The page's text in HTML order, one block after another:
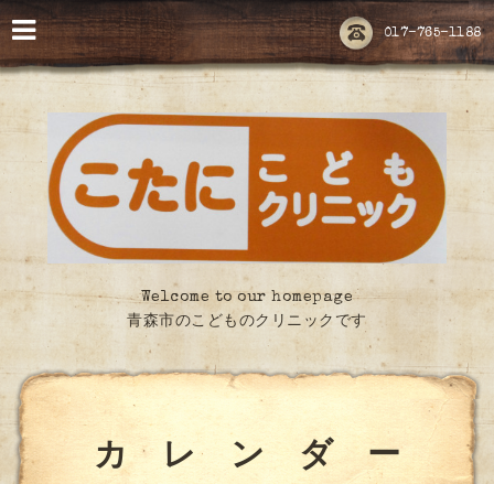
017-765-1188
Welcome to our homepage
青森市のこどものクリニックです
カ レ ン ダ ー